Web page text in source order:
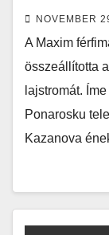
NOVEMBER
A Maxim
összeállította
lajstromát.
Ponarosku
Kazanova